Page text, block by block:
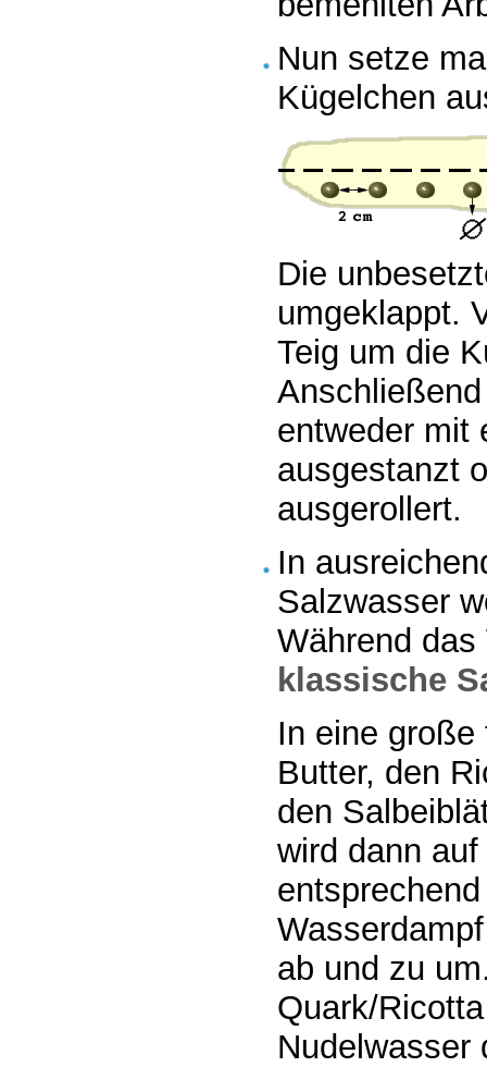
Nun setze
Kügelchen
Die
umgeklappt.
Teig um die
entweder mit
ausgestanzt
ausgerollert.
In
Salzwasser
Während
klassische
In eine
Butter, den
den
wird dann
ab und zu
Quark/
Nudelwasser